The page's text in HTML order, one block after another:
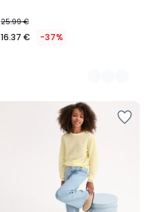
25.99 €
16.37 € -37%